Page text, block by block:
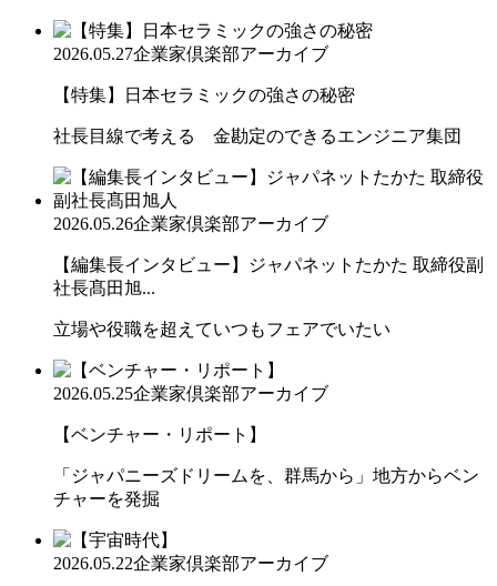
2026.05.27企業家倶楽部アーカイブ
【特集】日本セラミックの強さの秘密
社長目線で考える 金勘定のできるエンジニア集団
2026.05.26企業家倶楽部アーカイブ
【編集長インタビュー】ジャパネットたかた 取締役副
社長髙田旭...
立場や役職を超えていつもフェアでいたい
2026.05.25企業家倶楽部アーカイブ
【ベンチャー・リポート】
「ジャパニーズドリームを、群馬から」地方からベン
チャーを発掘
2026.05.22企業家倶楽部アーカイブ